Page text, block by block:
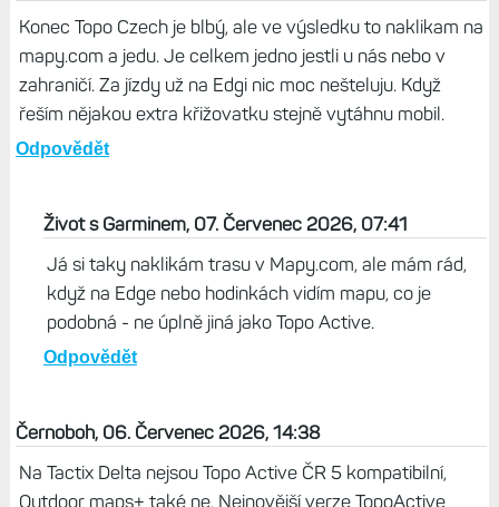
Konec Topo Czech je blbý, ale ve výsledku to naklikam na
mapy.com a jedu. Je celkem jedno jestli u nás nebo v
zahraničí. Za jízdy už na Edgi nic moc nešteluju. Když
řeším nějakou extra křižovatku stejně vytáhnu mobil.
Odpovědět
Život s Garminem, 07. Červenec 2026, 07:41
Já si taky naklikám trasu v Mapy.com, ale mám rád,
když na Edge nebo hodinkách vidím mapu, co je
podobná - ne úplně jiná jako Topo Active.
Odpovědět
Černoboh, 06. Červenec 2026, 14:38
Na Tactix Delta nejsou Topo Active ČR 5 kompatibilní,
Outdoor maps+ také ne. Nejnovější verze TopoActive